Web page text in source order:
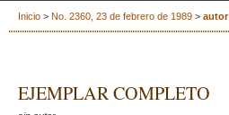
Inicio > No. 2360, 23 de febrero de 1989 > autor
EJEMPLAR COMPLETO